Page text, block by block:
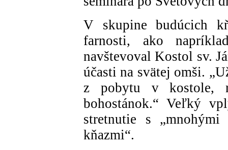
V skupine budúcich
farnosti, ako
navštevoval Kostol sv.
účasti na svätej omši.
z pobytu v kostole,
bohostánok.“ Veľký
stretnutie s
kňazmi“.